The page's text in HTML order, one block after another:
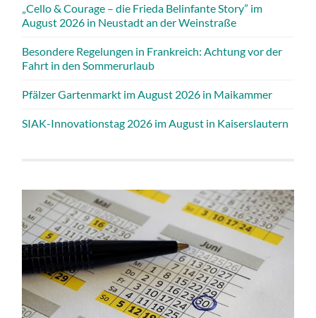
„Cello & Courage – die Frieda Belinfante Story” im
August 2026 in Neustadt an der Weinstraße
Besondere Regelungen in Frankreich: Achtung vor der
Fahrt in den Sommerurlaub
Pfälzer Gartenmarkt im August 2026 in Maikammer
SIAK-Innovationstag 2026 im August in Kaiserslautern